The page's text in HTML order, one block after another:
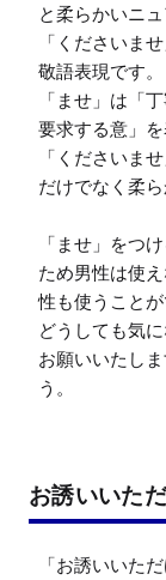
と柔らかいニ
「くださいま
敬語表現です。
「ませ」は「
要求する意」を
「くださいま
だけでなく柔
「ませ」をつ
ため男性は使
性も使うことが
どうしても気
お願いいたし
う。
お誘いいた
「お誘いいた